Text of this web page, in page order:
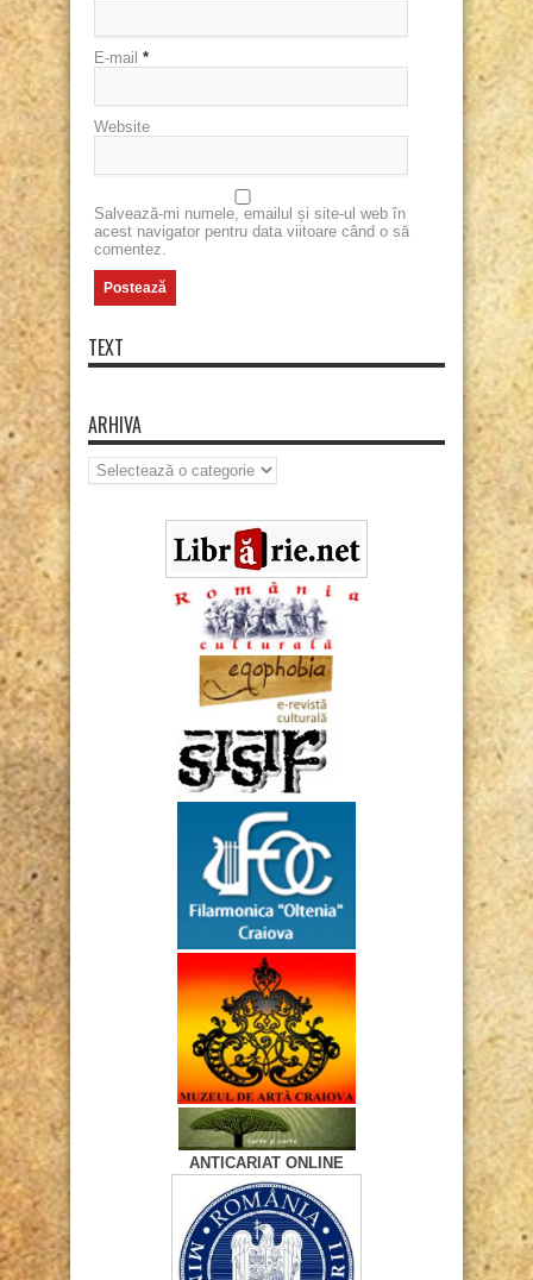
E-mail *
Website
Salvează-mi numele, emailul și site-ul web în
acest navigator pentru data viitoare când o să
comentez.
TEXT
ARHIVA
Arhiva
ANTICARIAT ONLINE